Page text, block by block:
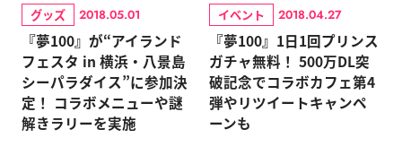
グッズ 2018.05.01
『夢100』が“アイランド
フェスタ in 横浜・八景島
シーパラダイス”に参加決
定！ コラボメニューや謎
解きラリーを実施
イベント 2018.04.27
『夢100』1日1回プリンス
ガチャ無料！ 500万DL突
破記念でコラボカフェ第4
弾やリツイートキャンペ
ーンも